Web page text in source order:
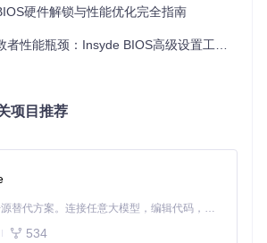
内核内存保护限制，解决启动卡EB/O
Configurator查看ACPI设置状态
运行3A游戏或图形密集型应用
预分配显存至64M
显卡可用显存，平均帧率提升15-20%
Z查看显存分配变化，使用Fraps监测游
Linux/macOS三系统共存需求
硬件解锁与性能优化完全指南
性能瓶颈：Insyde BIOS高级设置工具全解析
项目推荐
Claude Code 的开源替代方案。连接任意大模型，编辑代码，运行命令，自动验证 — 全自动执行。用 Rust 构建，极致性能。 ｜ An open-source alternative to Claude Code. Connect any LLM, edit code, run commands, and verify changes — autonomously. Built in Rust for speed. Get Started
534